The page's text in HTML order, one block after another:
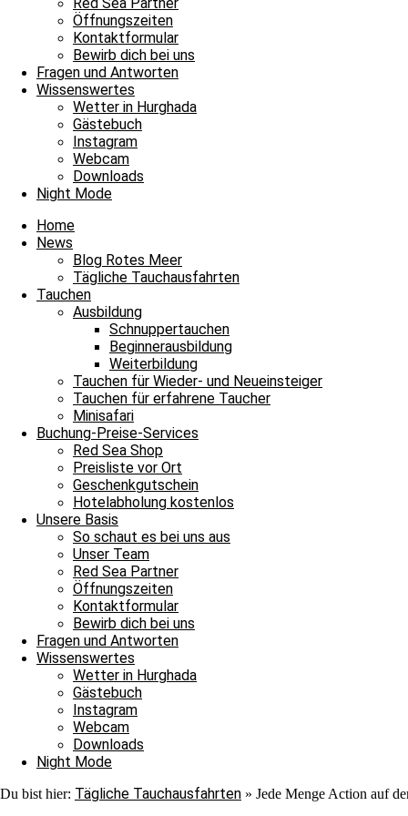
Öffnungszeiten
Kontaktformular
Bewirb dich bei uns
Fragen und Antworten
Wissenswertes
Wetter in Hurghada
Gästebuch
Instagram
Webcam
Downloads
Night Mode
Home
News
Blog Rotes Meer
Tägliche Tauchausfahrten
Tauchen
Ausbildung
Schnuppertauchen
Beginnerausbildung
Weiterbildung
Tauchen für Wieder- und Neueinsteiger
Tauchen für erfahrene Taucher
Minisafari
Buchung-Preise-Services
Red Sea Shop
Preisliste vor Ort
Geschenkgutschein
Hotelabholung kostenlos
Unsere Basis
So schaut es bei uns aus
Unser Team
Red Sea Partner
Öffnungszeiten
Kontaktformular
Bewirb dich bei uns
Fragen und Antworten
Wissenswertes
Wetter in Hurghada
Gästebuch
Instagram
Webcam
Downloads
Night Mode
Du bist hier: Tägliche Tauchausfahrten » Jede Menge Action auf
6.5 m/s
15:00
35°C
16:00
35°C
17:00
Fabio